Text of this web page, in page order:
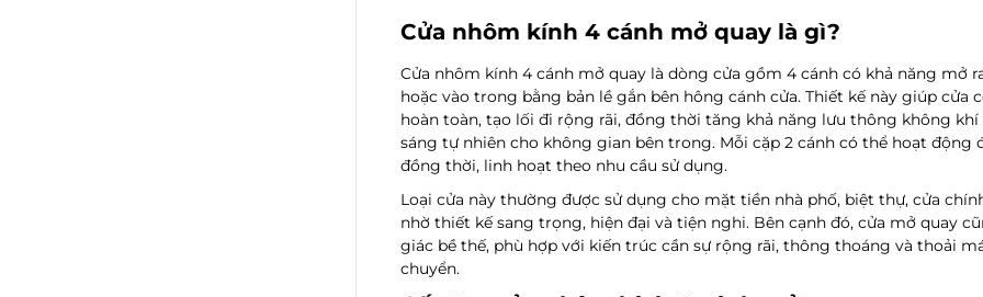
Cửa nhôm kính 4 cánh mở quay là gì?
Cửa nhôm kính 4 cánh mở quay là dòng cửa gồm 4 cánh có khả năng mở
hoặc vào trong bằng bản lề gắn bên hông cánh cửa. Thiết kế này giúp cửa
hoàn toàn, tạo lối đi rộng rãi, đồng thời tăng khả năng lưu thông không khí
sáng tự nhiên cho không gian bên trong. Mỗi cặp 2 cánh có thể hoạt động
đồng thời, linh hoạt theo nhu cầu sử dụng.
Loại cửa này thường được sử dụng cho mặt tiền nhà phố, biệt thự, cửa
nhờ thiết kế sang trọng, hiện đại và tiện nghi. Bên cạnh đó, cửa mở quay
giác bề thế, phù hợp với kiến trúc cần sự rộng rãi, thông thoáng và thoải
chuyển.